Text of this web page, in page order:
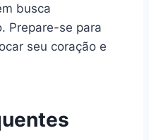
busca
Prepare-se para
seu coração e